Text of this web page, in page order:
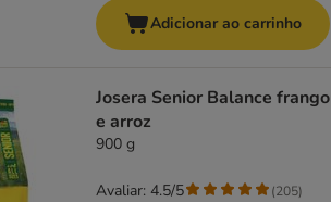
Adicionar ao carrinho
Josera Senior Balance frango
e arroz
900 g
Avaliar: 4.5/5 (205)